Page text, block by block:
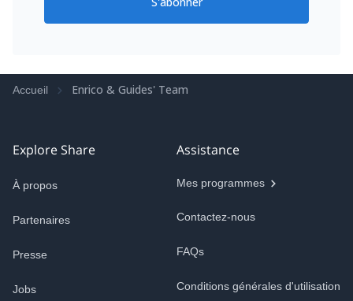
Accueil Enrico & Guides' Team
Explore Share
À propos
Partenaires
Presse
Jobs
Assistance
Mes programmes
Contactez-nous
FAQs
Conditions générales d'utilisation